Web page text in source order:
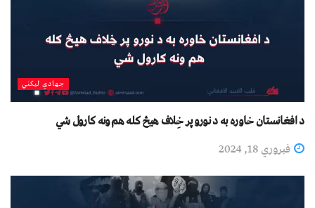
جهادي لیکني
د افغانستان خاوره به د نورو پر خِلاف هیڅ کله هم ونه کارول شي
فبروري 18, 2024